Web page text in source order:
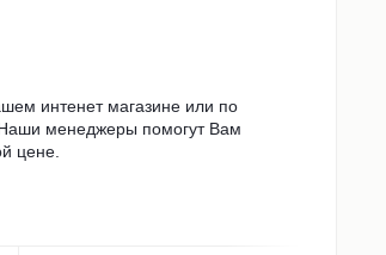
интенет магазине или по
менеджеры помогут Вам
цене.